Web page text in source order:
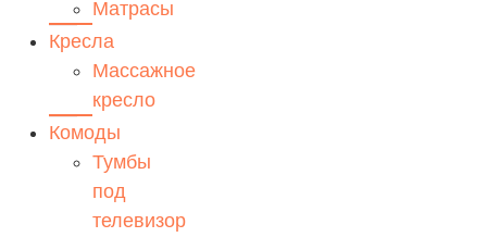
Матрасы
Кресла
Массажное
кресло
Комоды
Тумбы
под
телевизор